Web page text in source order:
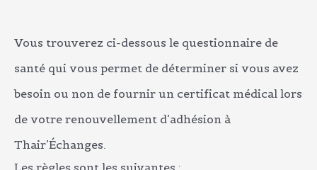
Vous trouverez ci-dessous le questionnaire de
santé qui vous permet de déterminer si vous avez
besoin ou non de fournir un certificat médical lors
de votre renouvellement d’adhésion à
Thair’Échanges.
Les règles sont les suivantes :